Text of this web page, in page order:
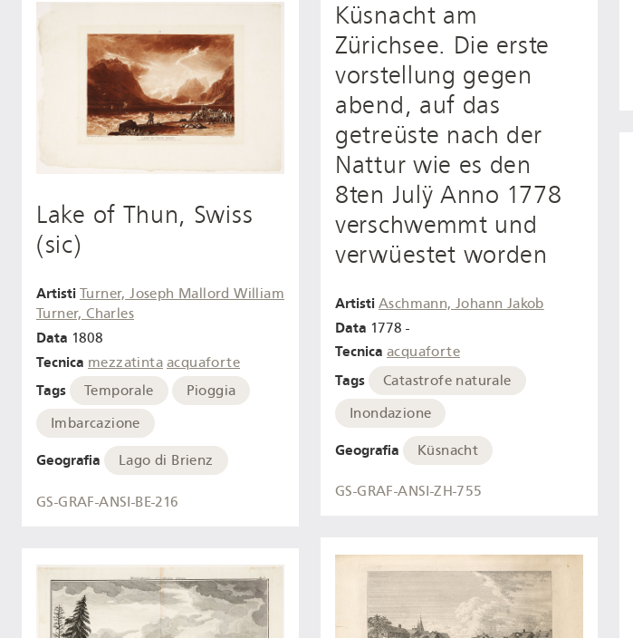
Lake of Thun, Swiss
(sic)
Artisti Turner, Joseph Mallord William
Turner, Charles
Data 1808
Tecnica mezzatinta acquaforte
Tags Temporale
Pioggia
Imbarcazione
Geografia Lago di Brienz
GS-GRAF-ANSI-BE-216
Küsnacht am
Zürichsee. Die erste
vorstellung gegen
abend, auf das
getreüste nach der
Nattur wie es den
8ten Julÿ Anno 1778
verschwemmt und
verwüestet worden
Artisti Aschmann, Johann Jakob
Data 1778 -
Tecnica acquaforte
Tags
Catastrofe naturale
Inondazione
Geografia Küsnacht
GS-GRAF-ANSI-ZH-755